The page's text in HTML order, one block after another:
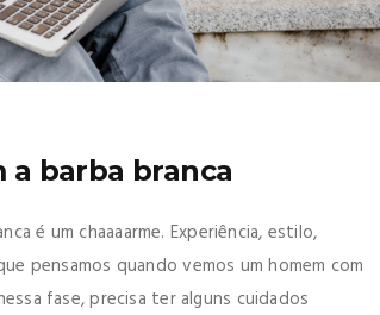
a barba branca
é um chaaaarme. Experiência, estilo,
pensamos quando vemos um homem com
fase, precisa ter alguns cuidados